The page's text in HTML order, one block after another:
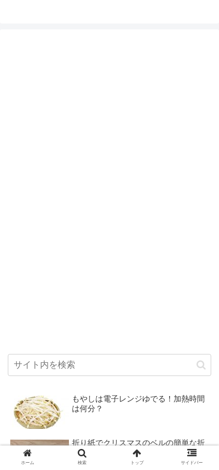
もやしは電子レンジゆでる！加熱時間
は何分？
折り紙でクリスマスのベルの簡単な折
り方
ホーム 検索 トップ サイドバー